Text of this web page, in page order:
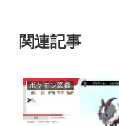
関連記事
ポケモン図鑑